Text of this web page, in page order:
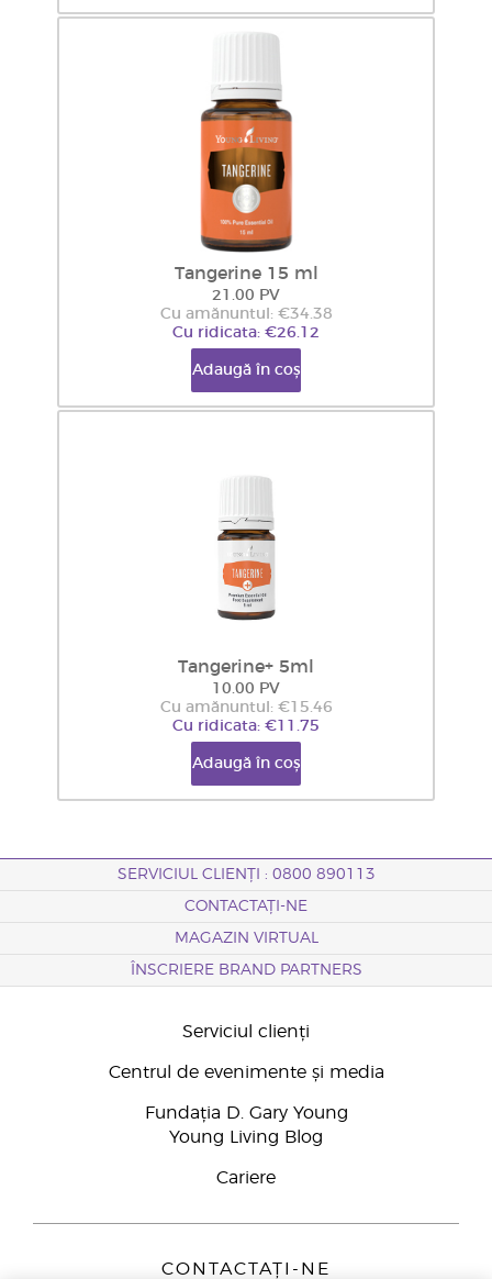
Tangerine 15 ml
21.00 PV
Cu amănuntul: €34.38
Cu ridicata: €26.12
Adaugă în coș
Tangerine+ 5ml
10.00 PV
Cu amănuntul: €15.46
Cu ridicata: €11.75
Adaugă în coș
SERVICIUL CLIENȚI : 0800 890113
CONTACTAȚI-NE
MAGAZIN VIRTUAL
ÎNSCRIERE BRAND PARTNERS
Serviciul clienți
Centrul de evenimente și media
Fundația D. Gary Young
Young Living Blog
Cariere
CONTACTAȚI-NE